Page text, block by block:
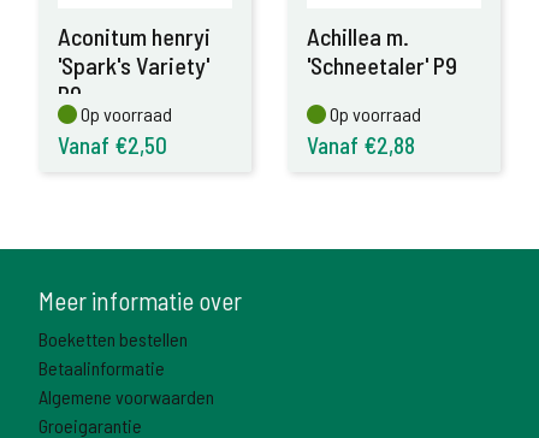
Aconitum henryi
'Spark's Variety'
P9
Op voorraad
Op voorraad
Vanaf €2,50
Achillea m.
'Schneetaler' P9
Op voorraad
Op voorraad
Vanaf €2,88
Meer informatie over
Boeketten bestellen
Betaalinformatie
Algemene voorwaarden
Groeigarantie